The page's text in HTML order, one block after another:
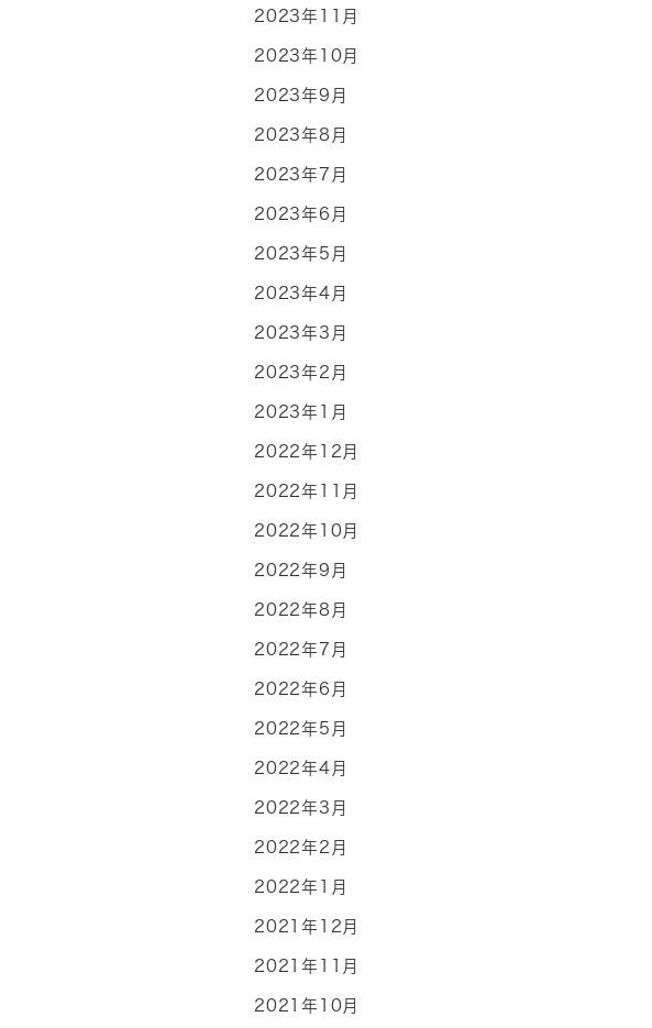
2023年11月
2023年10月
2023年9月
2023年8月
2023年7月
2023年6月
2023年5月
2023年4月
2023年3月
2023年2月
2023年1月
2022年12月
2022年11月
2022年10月
2022年9月
2022年8月
2022年7月
2022年6月
2022年5月
2022年4月
2022年3月
2022年2月
2022年1月
2021年12月
2021年11月
2021年10月